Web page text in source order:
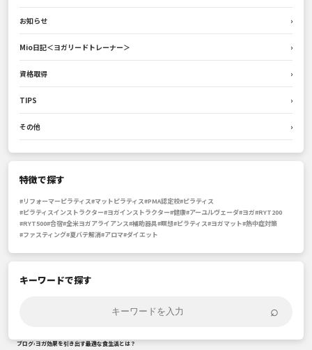
お知らせ ›
Mio日記＜ヨガリードトレーナー＞ ›
資格取得 ›
TIPS ›
その他 ›
特徴で探す
#リフォーマーピラティス#マットピラティス#PMA認定校#ピラティス
#ピラティスインストラクター#ヨガインストラクター#健康#アーユルヴェーダ#ヨガ#RYT200
#RYT500#合宿#全米ヨガアライアンス#補助器具#瞑想#ピラティス#ヨガマット#熱中症対策
#ファスティング#夏バテ解消#アロマ#ダイエット
キーワードで探す
⌕
ブログ›ヨガ効果を引き出す最適な食生活とは？